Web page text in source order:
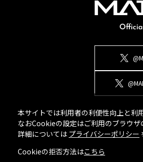
本サイトでは利用者の利便性向上と利
なおCookieの設定はご利用のブラウ
詳細については プライバシーポリシー
Cookieの拒否方法はこちら